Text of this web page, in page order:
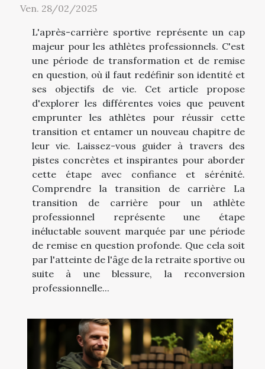
Ven. 28/02/2025
L'après-carrière sportive représente un cap
majeur pour les athlètes professionnels. C'est
une période de transformation et de remise
en question, où il faut redéfinir son identité et
ses objectifs de vie. Cet article propose
d'explorer les différentes voies que peuvent
emprunter les athlètes pour réussir cette
transition et entamer un nouveau chapitre de
leur vie. Laissez-vous guider à travers des
pistes concrètes et inspirantes pour aborder
cette étape avec confiance et sérénité.
Comprendre la transition de carrière La
transition de carrière pour un athlète
professionnel représente une étape
inéluctable souvent marquée par une période
de remise en question profonde. Que cela soit
par l'atteinte de l'âge de la retraite sportive ou
suite à une blessure, la reconversion
professionnelle...